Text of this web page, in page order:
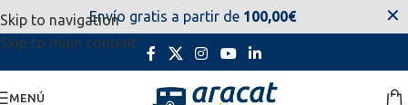
Skip to navigation
Skip to main content
estaremos disponibles. Disculpen las molestias.
MENÚ
Envío gratis a partir de 100,00€ ✕